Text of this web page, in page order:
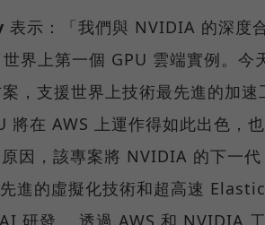
表示：「我們與 NVIDIA 的深度
界上第一個 GPU 雲端實例。今
，支援世界上技術最先進的加
在 AWS 上運作得如此出色，
因，該專案將 NVIDIA 的下一
進的虛擬化技術和超高速